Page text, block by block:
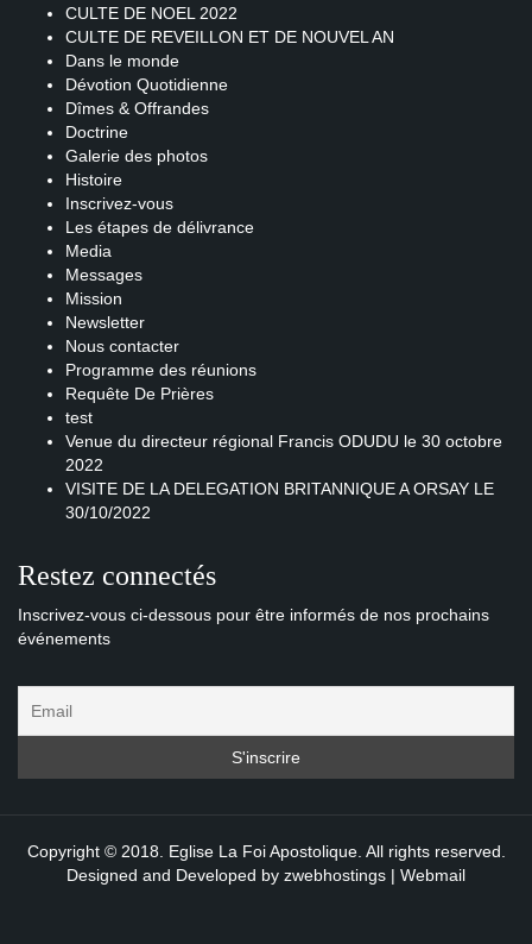
CULTE DE NOEL 2022
CULTE DE REVEILLON ET DE NOUVEL AN
Dans le monde
Dévotion Quotidienne
Dîmes & Offrandes
Doctrine
Galerie des photos
Histoire
Inscrivez-vous
Les étapes de délivrance
Media
Messages
Mission
Newsletter
Nous contacter
Programme des réunions
Requête De Prières
test
Venue du directeur régional Francis ODUDU le 30 octobre
2022
VISITE DE LA DELEGATION BRITANNIQUE A ORSAY LE
30/10/2022
Restez connectés
Inscrivez-vous ci-dessous pour être informés de nos prochains
événements
Copyright © 2018. Eglise La Foi Apostolique. All rights reserved.
Designed and Developed by zwebhostings | Webmail